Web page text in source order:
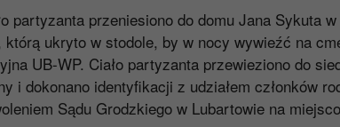
partyzanta przeniesiono do domu Jana Sykuta
którą ukryto w stodole, by w nocy wywieźć na
UB-WP. Ciało partyzanta przewieziono do
i dokonano identyfikacji z udziałem członków
Sądu Grodzkiego w Lubartowie na